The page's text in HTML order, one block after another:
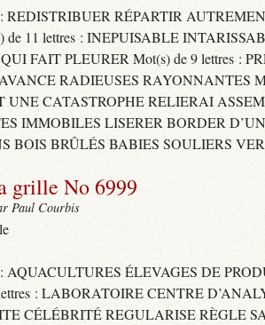
: REDISTRIBUER RÉPARTIR
de 11 lettres : INEPUISABLE
FAIT PLEURER Mot(s) de 9 lettres :
RADIEUSES RAYONNANTES
UNE CATASTROPHE RELIERAI
IMMOBILES LISERER BORDER
BOIS BRÛLÉS BABIES SOULIERS
grille No 6999
Paul Courbis
: AQUACULTURES ÉLEVAGES DE
: LABORATOIRE CENTRE
CÉLÉBRITÉ REGULARISE RÈGLE